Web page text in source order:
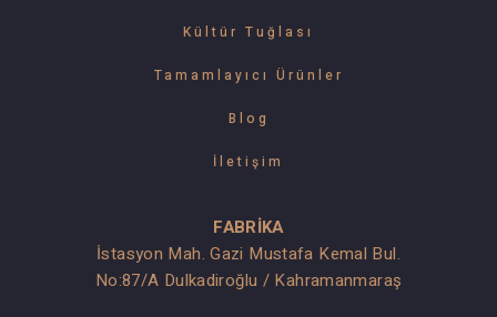
Kültür Tuğlası
Tamamlayıcı Ürünler
Blog
İletişim
FABRİKA
İstasyon Mah. Gazi Mustafa Kemal Bul.
No:87/A Dulkadiroğlu / Kahramanmaraş